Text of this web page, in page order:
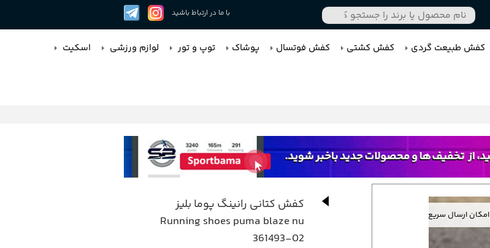
با ما در ارتباط باشید
کفش طبیعت گردی کفش کشتی کفش فوتسال پوشاک توپ و تور لوازم ورزشی اسکیت
امکان ارسال سریع
کفش کتانی رانینگ پوما بلیز
Running shoes puma blaze nu
361493-02